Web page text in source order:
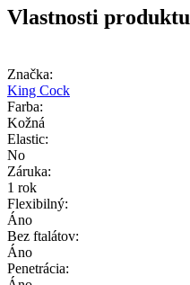
Vlastnosti produktu
Značka:
King Cock
Farba:
Kožná
Elastic:
No
Záruka:
1 rok
Flexibilný:
Áno
Bez ftalátov:
Áno
Penetrácia: